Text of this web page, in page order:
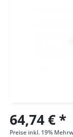
64,74 € *
Preise inkl. 19%